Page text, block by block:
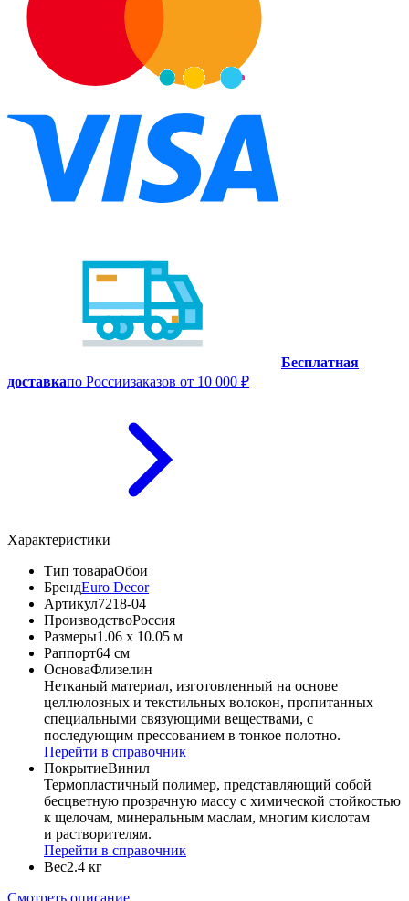
Бесплатная
доставкапо Россиизаказов от 10 000 ₽
Характеристики
Тип товараОбои
БрендEuro Decor
Артикул7218-04
ПроизводствоРоссия
Размеры1.06 x 10.05 м
Раппорт64 см
ОсноваФлизелин
Нетканый материал, изготовленный на основе
целлюлозных и текстильных волокон, пропитанных
специальными связующими веществами, с
последующим прессованием в тонкое полотно.
Перейти в справочник
ПокрытиеВинил
Термопластичный полимер, представляющий собой
бесцветную прозрачную массу с химической стойкостью
к щелочам, минеральным маслам, многим кислотам
и растворителям.
Перейти в справочник
Вес2.4 кг
Смотреть описание